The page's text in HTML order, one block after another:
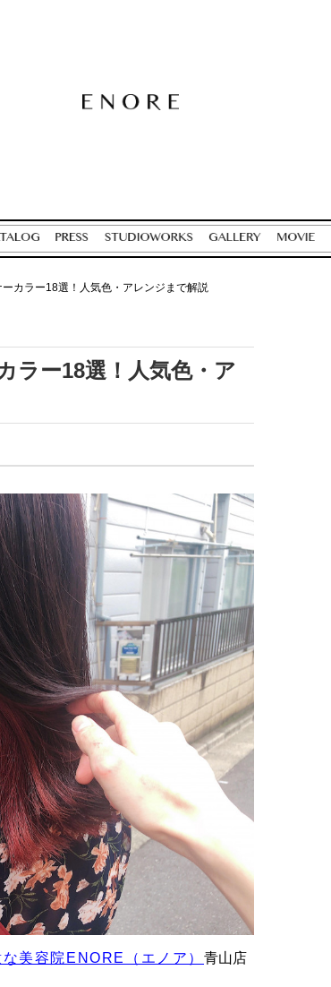
ーカラー18選！人気色・アレンジまで解説
ラー18選！人気色・ア
美容院ENORE（エノア） 青山店